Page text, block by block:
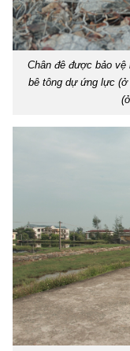
Chân đê được bảo
bê tông dự ứng lực